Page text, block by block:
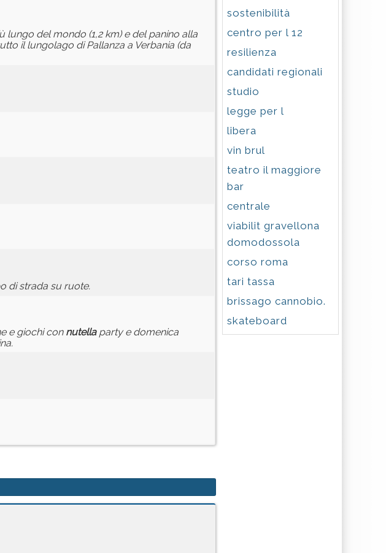
lungo del mondo (1,2 km) e del panino alla
il lungolago di Pallanza a Verbania (da
di strada su ruote.
e giochi con nutellaparty e domenica
sostenibilità
centro per l 12
resilienza
candidati regionali
studio
legge per l
libera
vin brul
teatro il maggiore
bar
centrale
viabilit gravellona
domodossola
corso roma
tari tassa
brissago cannobio.
skateboard